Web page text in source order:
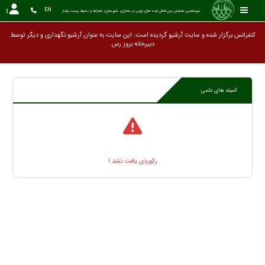
سیزدهمین همایش بین المللی ایده های نوین در معماری، شهرسازی، جغرافیا و محیط زیست پایدار EN
کنفرانس برگزار شده و سایت آرشیو گردیده است. این سایت به عنوان آرشیو نگهداری و دیگر توسط
دبیرخانه برو
کمیته های علمی
رکوردی یافت نشد !